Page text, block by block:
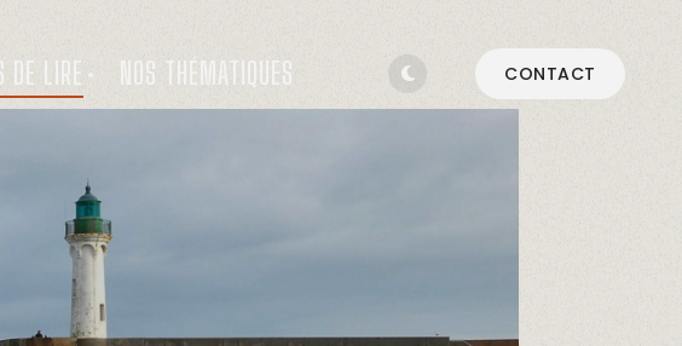
DE LIRE NOS THÉMATIQUES CONTACT